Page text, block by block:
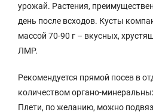
урожай. Растения,
день после всходов. Кусты
массой 70-90 г – вкусных,
ЛМР.
Рекомендуется прямой посев в
количеством органо-
Плети, по желанию, можно